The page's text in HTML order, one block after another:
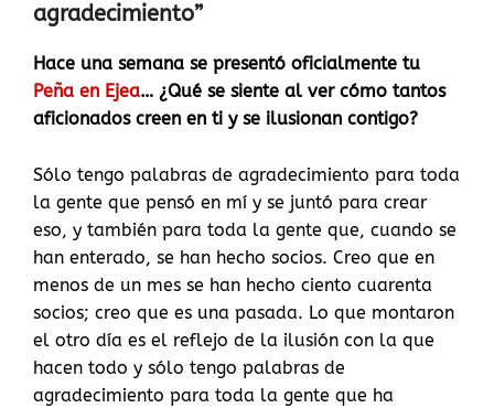
agradecimiento”
Hace una semana se presentó oficialmente tu
Peña en Ejea… ¿Qué se siente al ver cómo tantos
aficionados creen en ti y se ilusionan contigo?
Sólo tengo palabras de agradecimiento para toda
la gente que pensó en mí y se juntó para crear
eso, y también para toda la gente que, cuando se
han enterado, se han hecho socios. Creo que en
menos de un mes se han hecho ciento cuarenta
socios; creo que es una pasada. Lo que montaron
el otro día es el reflejo de la ilusión con la que
hacen todo y sólo tengo palabras de
agradecimiento para toda la gente que ha